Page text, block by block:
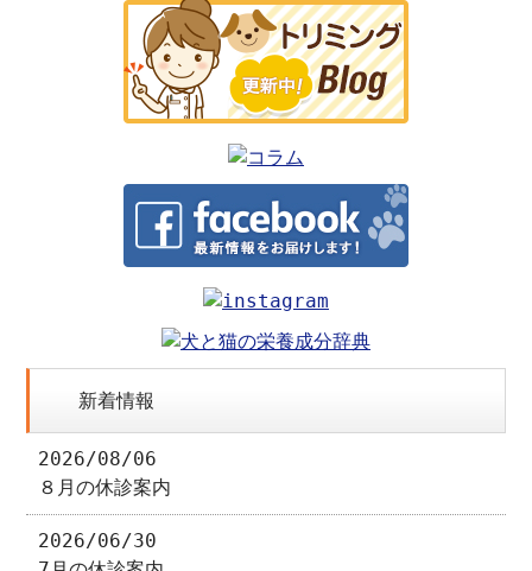
新着情報
2026/08/06
８月の休診案内
2026/06/30